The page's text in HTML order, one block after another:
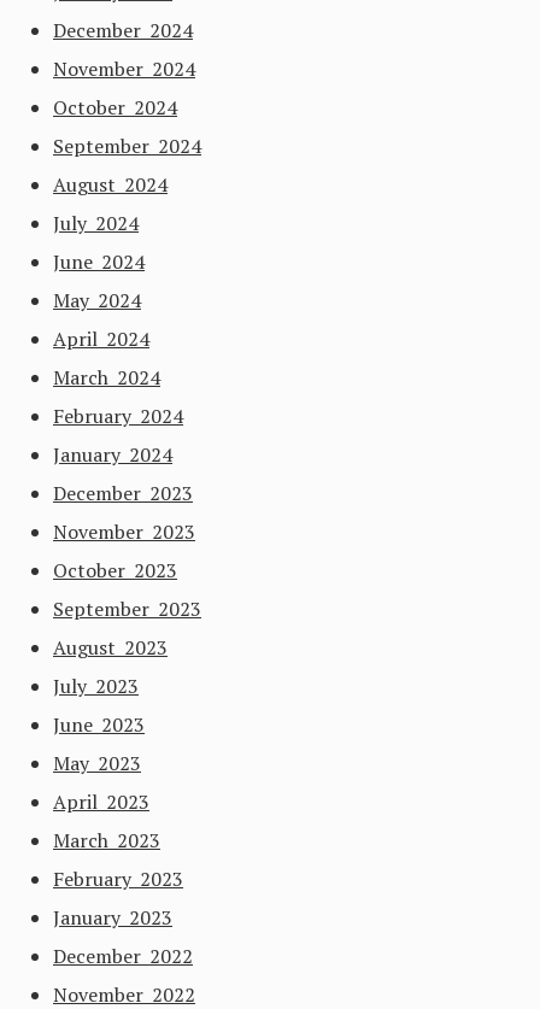
December 2024
November 2024
October 2024
September 2024
August 2024
July 2024
June 2024
May 2024
April 2024
March 2024
February 2024
January 2024
December 2023
November 2023
October 2023
September 2023
August 2023
July 2023
June 2023
May 2023
April 2023
March 2023
February 2023
January 2023
December 2022
November 2022